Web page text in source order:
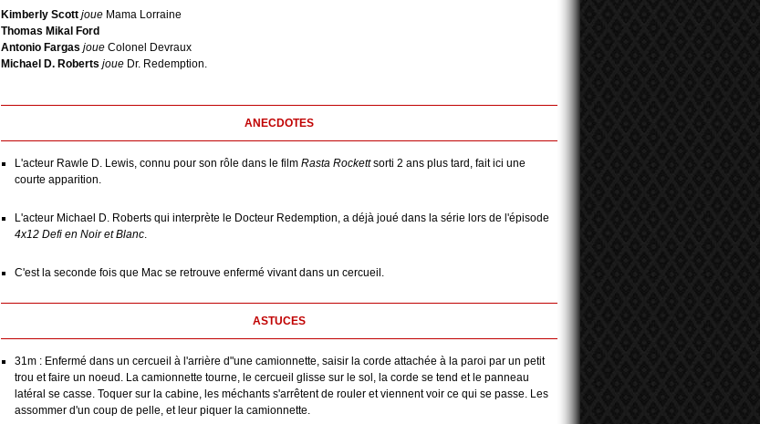
Kimberly Scott joue Mama Lorraine
Thomas Mikal Ford
Antonio Fargas joue Colonel Devraux
Michael D. Roberts joue Dr. Redemption.
ANECDOTES
L'acteur Rawle D. Lewis, connu pour son rôle dans le film Rasta Rockettsorti 2 ans plus tard, fait ici une
courte apparition.
L'acteur Michael D. Roberts qui interprète le Docteur Redemption, a déjà joué dans la série lors de l'épisode
4x12 Defi en Noir et Blanc.
C'est la seconde fois que Mac se retrouve enfermé vivant dans un cercueil.
ASTUCES
31m : Enfermé dans un cercueil à l'arrière d"une camionnette, saisir la corde attachée à la paroi par un petit
trou et faire un noeud. La camionnette tourne, le cercueil glisse sur le sol, la corde se tend et le panneau
latéral se casse. Toquer sur la cabine, les méchants s'arrêtent de rouler et viennent voir ce qui se passe. Les
assommer d'un coup de pelle, et leur piquer la camionnette.